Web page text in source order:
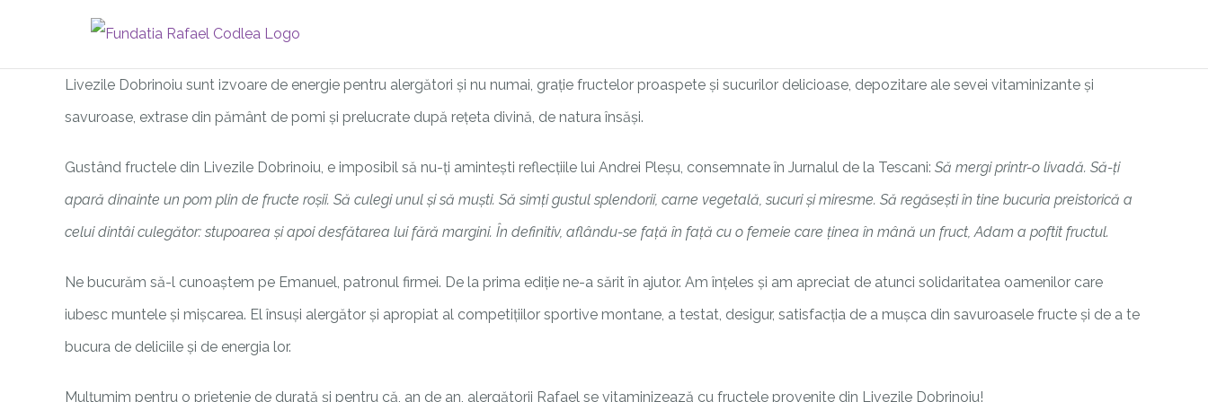
Livezile Dobrinoiu sunt izvoare de energie pentru alergători și nu numai, grație fructelor proaspete și sucurilor delicioase, depozitare ale sevei vitaminizante și
savuroase, extrase din pământ de pomi și prelucrate după rețeta divină, de natura însăși.
Gustând fructele din Livezile Dobrinoiu, e imposibil să nu-ți amintești reflecțiile lui Andrei Pleșu, consemnate în Jurnalul de la Tescani: Să mergi printr-o livadă. Să-ți
apară dinainte un pom plin de fructe roșii. Să culegi unul și să muști. Să simți gustul splendorii, carne vegetală, sucuri și miresme. Să regăsești în tine bucuria preistorică a
celui dintâi culegător: stupoarea și apoi desfătarea lui fără margini. În definitiv, aflându-se față în față cu o femeie care ținea în mână un fruct, Adam a poftit fructul.
Ne bucurăm să-l cunoaștem pe Emanuel, patronul firmei. De la prima ediție ne-a sărit în ajutor. Am înțeles și am apreciat de atunci solidaritatea oamenilor care
iubesc muntele și mișcarea. El însuși alergător și apropiat al competițiilor sportive montane, a testat, desigur, satisfacția de a mușca din savuroasele fructe și de a te
bucura de deliciile și de energia lor.
Mulțumim pentru o prietenie de durată și pentru că, an de an, alergătorii Rafael se vitaminizează cu fructele provenite din Livezile Dobrinoiu!